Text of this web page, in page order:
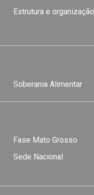
Estrutura e organização
Soberania Alimentar
Fase Mato Grosso
Sede Nacional